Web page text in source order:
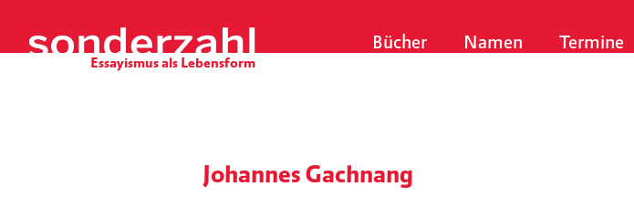
i
Bücher Namen Termine
Johannes Gachnang